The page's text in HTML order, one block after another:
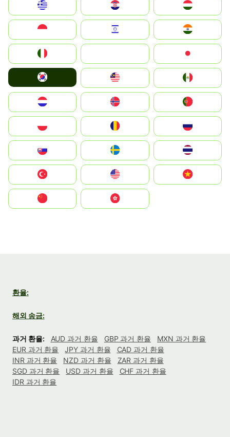
Magyarország
South Korea
United States
中國香港特別行政區
환율:
해외 송금:
과거 환율: AUD 과거 환율 GBP 과거 환율
MXN 과거 환율
EUR 과거 환율
JPY 과거 환율
CAD 과거 환율
INR 과거 환율
NZD 과거 환율
ZAR 과거 환율
SGD 과거 환율
USD 과거 환율
CHF 과거 환율
IDR 과거 환율